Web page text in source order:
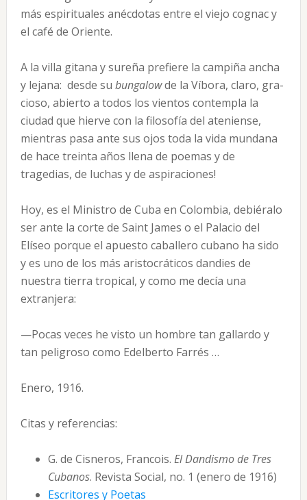
más espirituales anécdotas entre el viejo cognac y
el café de Oriente.
A la villa gitana y sureña prefiere la campiña ancha
y lejana: desde su bungalowde la Víbora, claro, gra­
cioso, abierto a todos los vientos contempla la
ciudad que hierve con la filosofía del ateniense,
mientras pasa ante sus ojos toda la vida mundana
de hace treinta años llena de poemas y de
tragedias, de luchas y de aspiraciones!
Hoy, es el Ministro de Cuba en Colombia, debiéralo
ser ante la corte de Saint James o el Palacio del
Elíseo porque el apuesto caballero cubano ha sido
y es uno de los más aristocráticos dandies de
nuestra tierra tropical, y como me decía una
extranjera:
—Pocas veces he visto un hombre tan gallardo y
tan peligroso como Edelberto Farrés …
Enero, 1916.
Citas y referencias:
G. de Cisneros, Francois. El Dandismo de Tres
Cubanos. Revista Social, no. 1 (enero de 1916)
Escritores y Poetas